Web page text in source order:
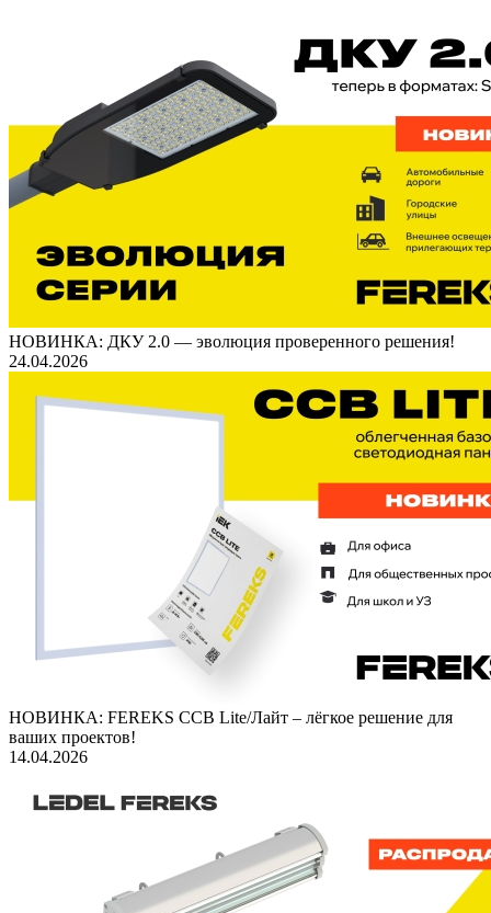
НОВИНКА: ДКУ 2.0 — эволюция проверенного решения!
24.04.2026
НОВИНКА: FEREKS ССВ Lite/Лайт – лёгкое решение для
ваших проектов!
14.04.2026